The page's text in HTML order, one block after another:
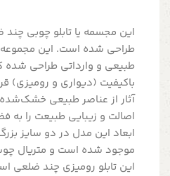
این مجسمه یا تابلو چوبی چند
طراحی شده است. این مجموعه
طبیعی و وارداتی طراحی
باکیفیت (دیواری و رومیزی)
آثار از عناصر طبیعی
اصالت و زیبایی طبیعت را
ابعاد این مدل در دو سایز
موجود شده است و متریال
این تابلو رومیزی چند ضلعی